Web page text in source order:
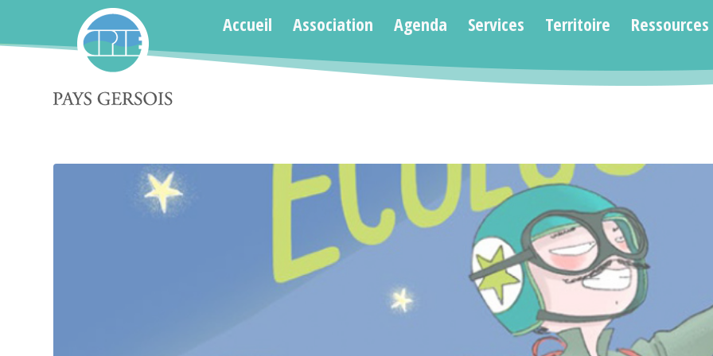
Accueil Association Agenda Services Territoire Ressources
Blog - A la une Vous êtes ici : Accueil